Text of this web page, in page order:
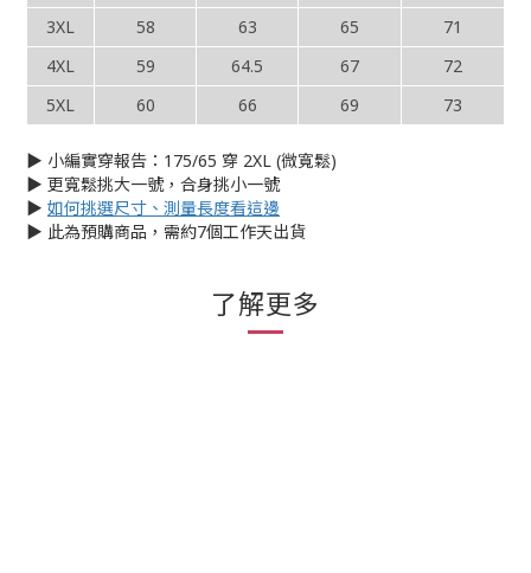
3XL
58 63 65
71
4XL
59 64.5 67
72
5XL
60 66 69 73
▶︎ 小編實穿報告：175/65 穿 2XL (微寬鬆)
▶︎ 更寬鬆挑大一號，合身挑小一號
▶︎ 如何挑選尺寸、測量長度看這邊
▶︎ 此為預購商品，需約7個工作天出貨
了解更多